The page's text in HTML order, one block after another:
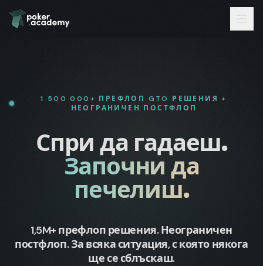
1 500 000+ ПРЕФЛОП GTO РЕШЕНИЯ +
НЕОГРАНИЧЕН ПОСТФЛОП
Спри да гадаеш.
Започни да
печелиш.
1,5M+ префлоп решения. Неограничен
постфлоп. За всяка ситуация, с която някога
ще се сблъскаш.